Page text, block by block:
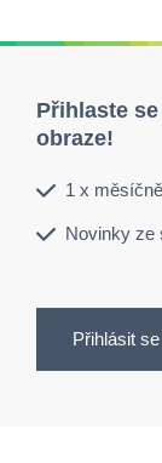
Přihlaste
obraze!
1 x
Novinky ze
Přihlásit